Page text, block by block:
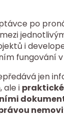
po
i
fungování
jen
ale i